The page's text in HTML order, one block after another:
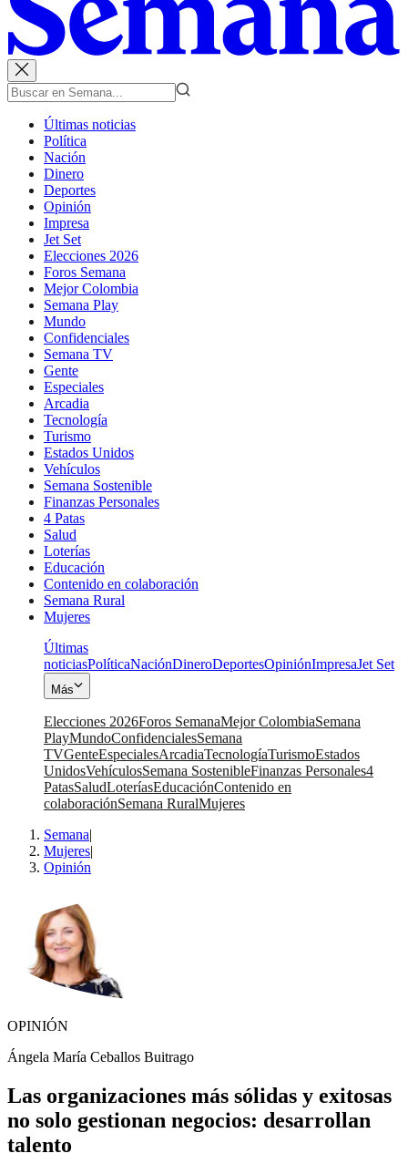
Últimas noticias
Política
Nación
Dinero
Deportes
Opinión
Impresa
Jet Set
Elecciones 2026
Foros Semana
Mejor Colombia
Semana Play
Mundo
Confidenciales
Semana TV
Gente
Especiales
Arcadia
Tecnología
Turismo
Estados Unidos
Vehículos
Semana Sostenible
Finanzas Personales
4 Patas
Salud
Loterías
Educación
Contenido en colaboración
Semana Rural
Mujeres
Últimas
noticiasPolíticaNaciónDineroDeportesOpiniónImpresaJet Set
Más
Elecciones 2026Foros SemanaMejor ColombiaSemana
PlayMundoConfidencialesSemana
TVGenteEspecialesArcadiaTecnologíaTurismoEstados
UnidosVehículosSemana SostenibleFinanzas Personales4
PatasSaludLoteríasEducaciónContenido en
colaboraciónSemana RuralMujeres
Semana|
Mujeres|
Opinión
OPINIÓN
Ángela María Ceballos Buitrago
Las organizaciones más sólidas y exitosas
no solo gestionan negocios: desarrollan
talento